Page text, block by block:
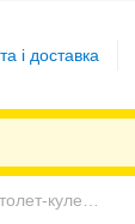
і доставка